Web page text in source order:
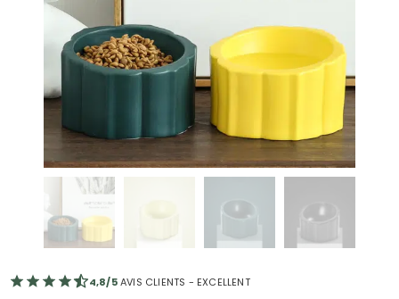
4,8/5AVIS CLIENTS - EXCELLENT